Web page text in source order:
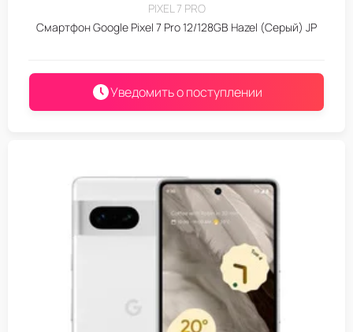
PIXEL 7 PRO
Смартфон Google Pixel 7 Pro 12/128GB Hazel (Серый) JP
Уведомить о поступлении